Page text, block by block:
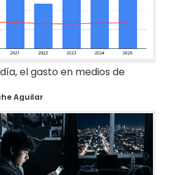
el gasto en medios de
Aguilar